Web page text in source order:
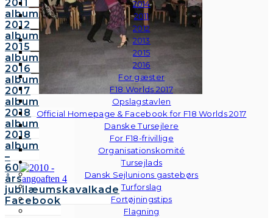
2014
2011
2012
2013
2015
2016
For gæster
F18 Worlds 2017
Opslagstavlen
Official Homepage & Facebook for F18 Worlds 2017
Danske Tursejlere
For F18-frivillige
Organisationskomité
Tursejlads
Dansk Sejlunions gastebørs
Turforslag
Fortøjningstips
Flagning
2011
album
2012
album
2015
album
2016
album
2017
album
2018
album
2018
album
–
60
års
jubilæumskavalkade
Facebook